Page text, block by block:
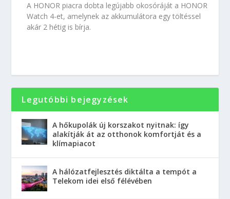
A HONOR piacra dobta legújabb okosóráját a HONOR
Watch 4-et, amelynek az akkumulátora egy töltéssel
akár 2 hétig is bírja.
Legutóbbi bejegyzések
A hőkupolák új korszakot nyitnak: így
alakítják át az otthonok komfortját és a
klímapiacot
A hálózatfejlesztés diktálta a tempót a
Telekom idei első félévében